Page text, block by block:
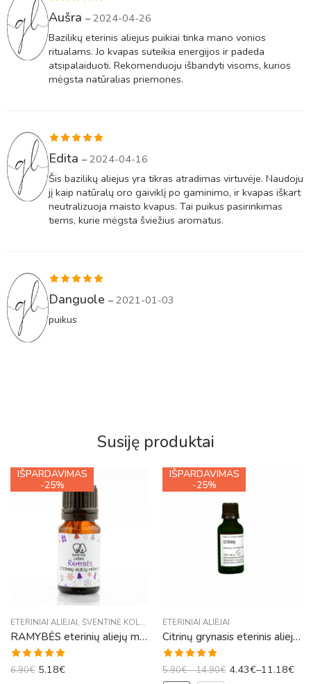
Įvertinimas:
Aušra – 2024-04-26
Bazilikų eterinis aliejus puikiai tinka mano vonios
ritualams. Jo kvapas suteikia energijos ir padeda
atsipalaiduoti. Rekomenduoju išbandyti visoms, kurios
mėgsta natūralias priemones.
Įvertinimas:
5
Edita – 2024-04-16
Šis bazilikų aliejus yra tikras atradimas virtuvėje. Naudoju
jį kaip natūralų oro gaiviklį po gaminimo, ir kvapas iškart
neutralizuoja maisto kvapus. Tai puikus pasirinkimas
tiems, kurie mėgsta šviežius aromatus.
Įvertinimas:
Danguole – 2021-01-03
puikus
Susiję produktai
IŠPARDAVIMAS
-25%
ETERINIAI ALIEJAI, ŠVENTINĖ KOLEKCIJA
RAMYBĖS eterinių aliejų mišinys
Įvertinimas:
6.90€ 5.18€
IŠPARDAVIMAS
-25%
ETERINIAI ALIEJAI
Citrinų grynasis eterinis aliejus 10 ml arba 30 ml
Įvertinimas:
5.90€–14.90€ 4.43€–11.18€